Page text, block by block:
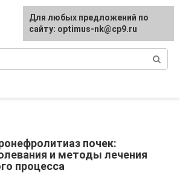
почек:
и методы лечения
процесса
Для любых предложений по
сайту: optimus-nk@cp9.ru